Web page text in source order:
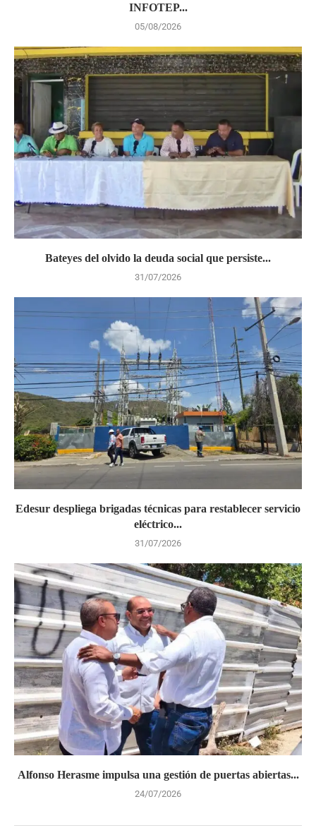
INFOTEP...
05/08/2026
Bateyes del olvido la deuda social que persiste...
31/07/2026
Edesur despliega brigadas técnicas para restablecer servicio
eléctrico...
31/07/2026
Alfonso Herasme impulsa una gestión de puertas abiertas...
24/07/2026